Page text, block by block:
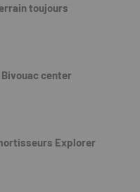
toujours
center
Explorer